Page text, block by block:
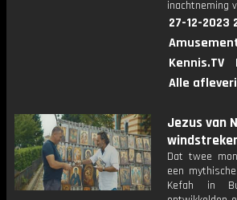
inachtneming
27-12-2023
Kennis.TV
Alle
Jezus van
Dat twee
een
Kefah in